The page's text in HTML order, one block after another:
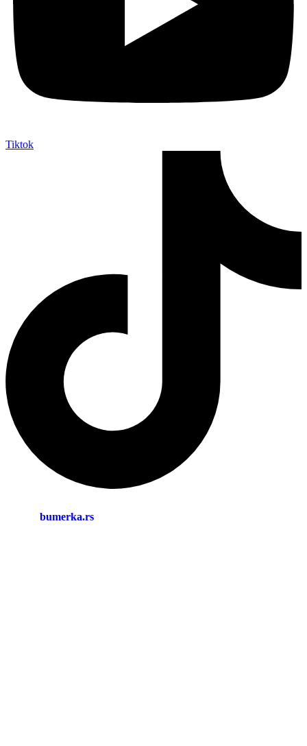
Tiktok
bumerka.rs